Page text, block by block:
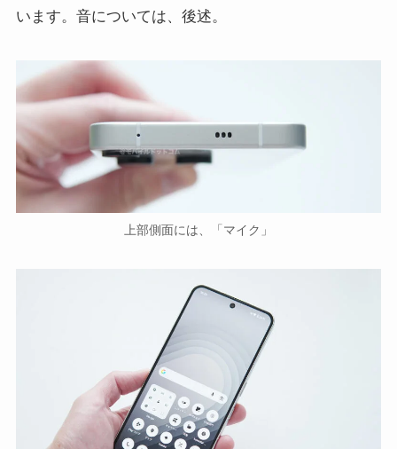
います。音については、後述。
上部側面には、「マイク」